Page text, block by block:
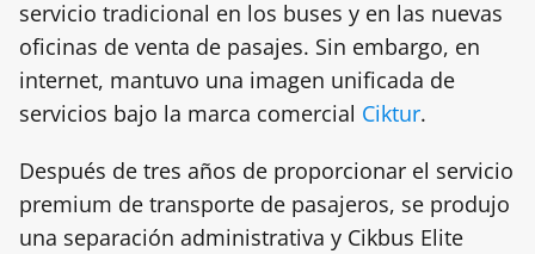
servicio tradicional en los buses y en las nuevas
oficinas de venta de pasajes. Sin embargo, en
internet, mantuvo una imagen unificada de
servicios bajo la marca comercial Ciktur.
Después de tres años de proporcionar el servicio
premium de transporte de pasajeros, se produjo
una separación administrativa y Cikbus Elite